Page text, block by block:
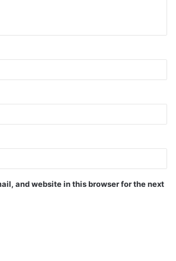
and website in this browser for the next